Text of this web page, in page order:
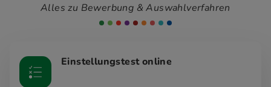
Alles zu Bewerbung & Auswahlverfahren
Einstellungstest online